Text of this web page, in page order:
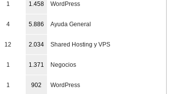
1 1.458 WordPress
4 5.886 Ayuda General
12 2.034 Shared Hosting y VPS
1 1.371 Negocios
1 902 WordPress